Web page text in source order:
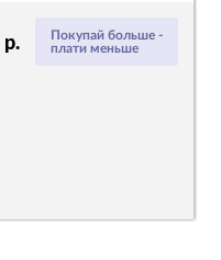
Покупай больше -
плати меньше
р.